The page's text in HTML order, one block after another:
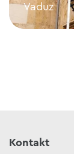
Vaduz
Kunstraum
Kontakt